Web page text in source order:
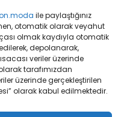
ile paylaştığınız
otomatik olarak veyahut
olmak kaydıyla otomatik
depolanarak,
veriler üzerinde
tarafımızdan
üzerinde gerçekleştirilen
olarak kabul edilmektedir.